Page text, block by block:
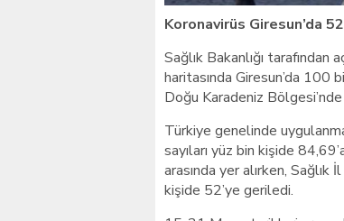
Koronavirüs Giresun’da
Sağlık Bakanlığı
haritasında Giresun’da 100
Doğu Karadeniz
Türkiye genelinde
sayıları yüz bin kişide
arasında yer alırken,
kişide 52’ye geriledi.